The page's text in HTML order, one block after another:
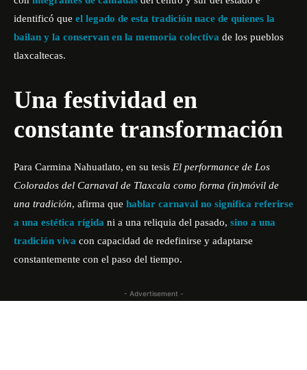
identificó que el legado de esta tradición nace de quienes la
bailan y la conservan en la memoria colectiva de los pueblos
tlaxcaltecas.
Una festividad en
constante transformación
Para Carmina Nahuatlato, en su tesis El performance de Los
Colorados del Carnaval de Tlaxcala como forma (in)móvil de
una tradición, afirma que hablar carnaval no significa referirse
a una estética rígida ni a una reliquia del pasado, sino a una
tradición viva con capacidad de redefinirse y adaptarse
constantemente con el paso del tiempo.
- Advertisement -